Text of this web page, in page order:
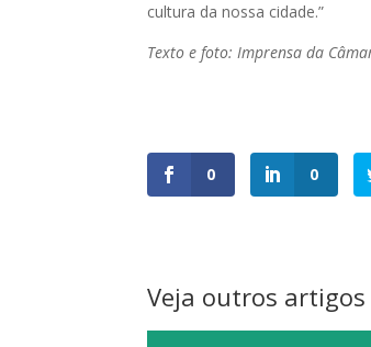
cultura da nossa cidade.”
Texto e foto: Imprensa da
0 0
Veja outros artigos